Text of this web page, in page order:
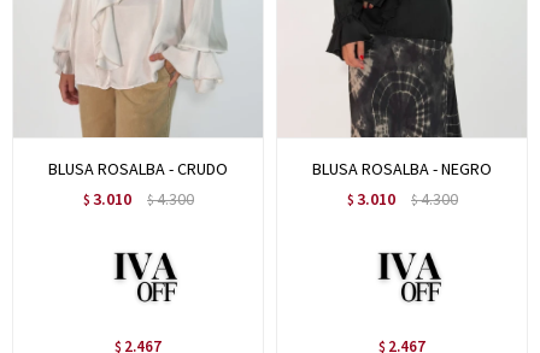
BLUSA ROSALBA - CRUDO
$ 3.010 $4.300
$ 2.467
BLUSA ROSALBA - NEGRO
$ 3.010 $4.300
$ 2.467